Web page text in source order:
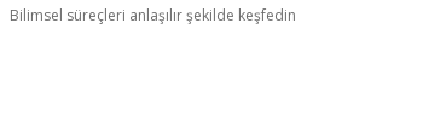
Bilimsel süreçleri anlaşılır şekilde keşfedin